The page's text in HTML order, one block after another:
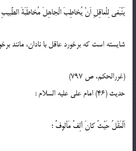
يَنْبَغى لِلْعاقِلِ اَنْ يُخاطِبَ الْجاهِلَ مُخاطَبَةَ
شايسته است كه برخورد عاقل با نادان، مانند
(غررالحكم، ص 797)
حدیث (46) امام على عليه‏ السلام :
اَلْعَقْلُ حَيْثُ كانَ آلِفٌ مَاْلوفٌ ؛